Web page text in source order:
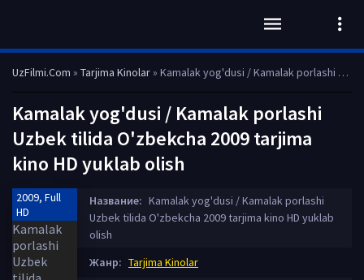
UzFilmi.Com » Tarjima Kinolar» Kamalak yog'dusi / Kamalak porlashi Uzbek tilida O'zbekcha 2009 tarjima kino HD yuklab olish
Kamalak yog'dusi / Kamalak porlashi
Uzbek tilida O'zbekcha 2009 tarjima
kino HD yuklab olish
2009, Full
HD
Название: Kamalak yog'dusi / Kamalak porlashi
Uzbek tilida O'zbekcha 2009 tarjima kino HD yuklab
olish
Жанр: Tarjima Kinolar